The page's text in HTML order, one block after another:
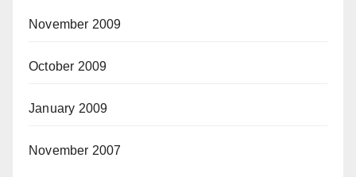
November 2009
October 2009
January 2009
November 2007